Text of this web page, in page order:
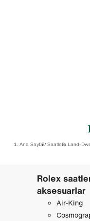
Ana Sayfa/ Saatler/ Land-
Rolex
aksesuarlar
Air-King